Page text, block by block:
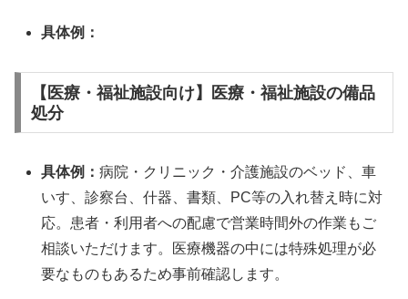
具体例：
【医療・福祉施設向け】医療・福祉施設の備品
処分
具体例：病院・クリニック・介護施設のベッド、車
いす、診察台、什器、書類、PC等の入れ替え時に対
応。患者・利用者への配慮で営業時間外の作業もご
相談いただけます。医療機器の中には特殊処理が必
要なものもあるため事前確認します。